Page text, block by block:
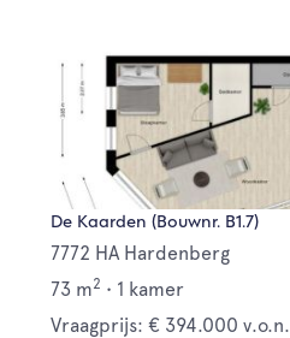
De Kaarden (Bouwnr. B1.7)
7772 HA Hardenberg
73 m2 • 1 kamer
Vraagprijs: € 394.000 v.o.n.